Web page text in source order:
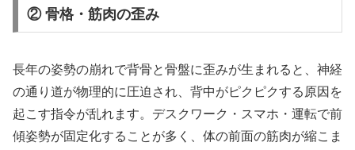
② 骨格・筋肉の歪み
長年の姿勢の崩れで背骨と骨盤に歪みが生まれると、神経
の通り道が物理的に圧迫され、背中がピクピクする原因を
起こす指令が乱れます。デスクワーク・スマホ・運転で前
傾姿勢が固定化することが多く、体の前面の筋肉が縮こま